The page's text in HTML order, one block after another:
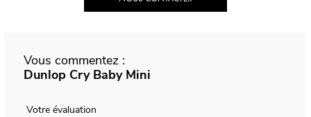
Vous commentez :
Dunlop Cry Baby Mini
Votre évaluation